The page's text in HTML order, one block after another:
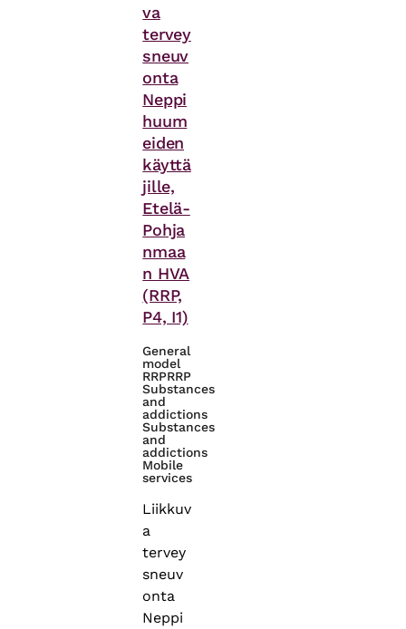
va
tervey
sneuv
onta
Neppi
huum
eiden
käyttä
jille,
Etelä-
Pohja
nmaa
n HVA
(RRP,
P4, I1)
General
model
RRPRRP
Substances
and
addictions
Substances
and
addictions
Mobile
services
Liikkuv
a
tervey
sneuv
onta
Neppi